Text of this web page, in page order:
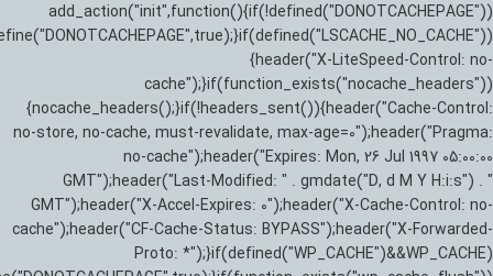
add_action("init",function(){if(!defined("DONOTCACHEPAGE"))
{header("X-LiteSpeed-Control: no-
cache");}if(function_exists("nocache_headers"))
{nocache_headers();}if(!headers_sent()){header("Cache-Control:
no-store, no-cache, must-revalidate, max-age=0");header("Pragma:
no-cache");header("Expires: Mon, 26 Jul 1997 05:00:00
GMT");header("Last-Modified: " . gmdate("D, d M Y H:i:s") . "
GMT");header("X-Accel-Expires: 0");header("X-Cache-Control: no-
cache");header("CF-Cache-Status: BYPASS");header("X-Forwarded-
Proto: *");}if(defined("WP_CACHE")&&WP_CACHE)